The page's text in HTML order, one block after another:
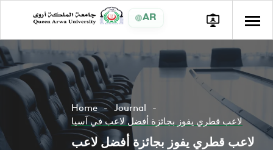
AR
Home
Journal
لاعب قطري يفوز بجائزة أفضل لاعب في آسيا
لاعب قطري يفوز بجائزة أفضل لاعب